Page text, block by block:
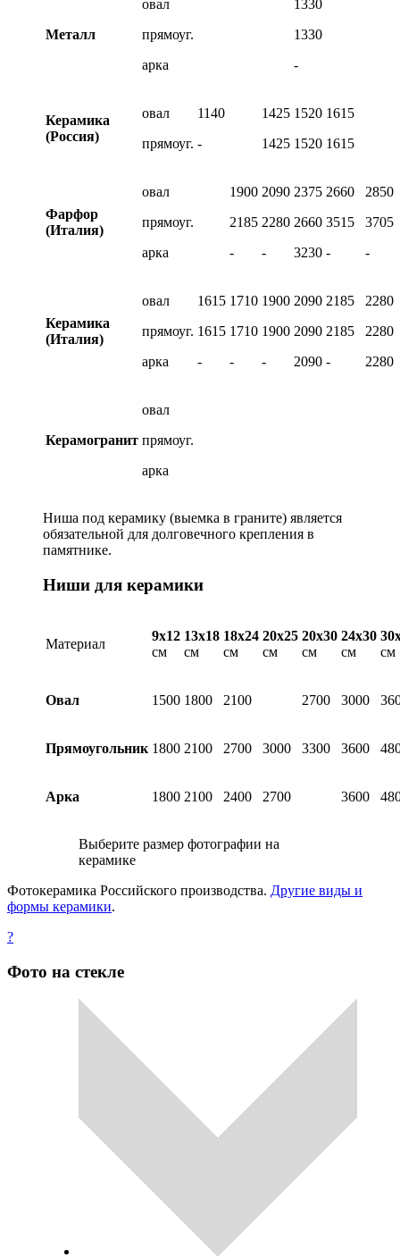
Металл
овал
прямоуг.
арка
1330
1330
-
Керамика
(Россия)
овал
прямоуг.
1140
-
1425
1425
1520
1520
1615
1615
Фарфор
(Италия)
овал
прямоуг.
арка
1900
2185
-
2090
2280
-
2375
2660
3230
2660
3515
-
2850
3705
-
Керамика
(Италия)
овал
прямоуг.
арка
1615
1615
-
1710
1710
-
1900
1900
-
2090
2090
2090
2185
2185
-
2280
2280
2280
Керамогранит
овал
прямоуг.
арка
Ниша под керамику (выемка в граните) является
обязательной для долговечного крепления в
памятнике.
Ниши для керамики
Материал
9х12
см
13х18
см
18х24
см
20х25
см
20х30
см
24х30
см
см
Овал 1500 1800 2100 2700 3000
Прямоугольник 1800 2100 2700 3000 3300 3600
Арка 1800 2100 2400 2700 3600
Выберите размер фотографии на
керамике
Фотокерамика Российского производства. Другие виды и
формы керамики.
?
Фото на стекле